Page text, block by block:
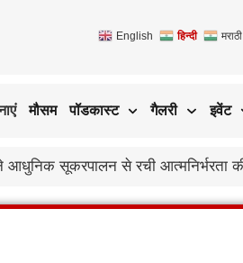
English हिन्दी मराठी
मौसम पॉडकास्ट गैलरी इवेंट
जानिए आगे कैसा रहेगा बाजार का हाल